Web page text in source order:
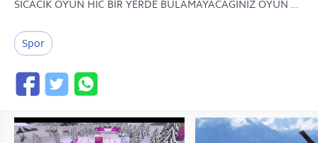
SICACIK OYUN HIC BIR YERDE BULAMAYACAGINIZ OYUN ...
Spor